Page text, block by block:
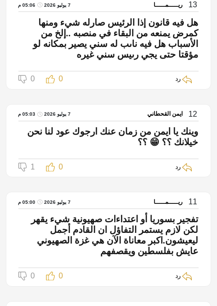
13 ريـــــمـــــا 7 يوليو 2026 05:06 م
هل فيه قانون إذا الرئيس صارله شيء ومنها
كمرض يمنعه من البقاء في منصبه ..إلخ من
الأسباب هل فيه ناىب له سني يصير بمكانه لو
مؤقتا حتى يجي رىيس سني غيره
رد 0
0
12 ايمن القحطاني 7 يوليو 2026 05:03 م
وينك يا ايمن من زمان عنك ارجوك عود لنا نحن
خيلانك ؟؟ 😁 ؟؟
رد 0
1
11 ريـــــمـــــا 7 يوليو 2026 05:00 م
تفجير بسوريا أو اعتداءات صهيونية شيء يقهر
لكن لازم يستمر التفاؤل ان القادم أجمل
ليعيشون.اكبر معاناة الآن هي غزة الصهيوني
عايش بفلسطين ويقصفهم
رد 0
0